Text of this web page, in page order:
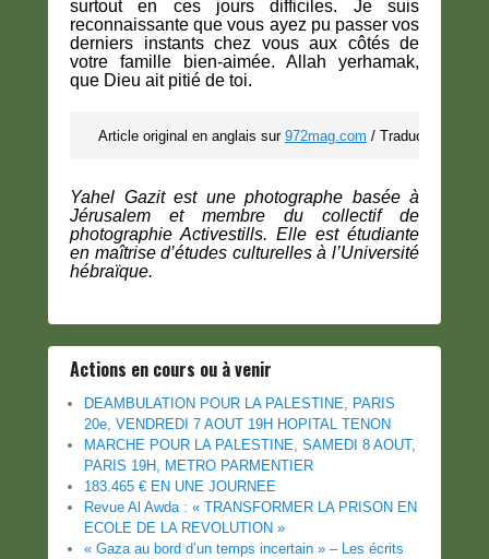
surtout en ces jours difficiles. Je suis
reconnaissante que vous ayez pu passer vos
derniers instants chez vous aux côtés de
votre famille bien-aimée. Allah yerhamak,
que Dieu ait pitié de toi.
Article original en anglais sur 972mag.com / Traduction MR
Yahel Gazit est une photographe basée à
Jérusalem et membre du collectif de
photographie Activestills. Elle est étudiante
en maîtrise d’études culturelles à l’Université
hébraïque.
Actions en cours ou à venir
DEAMBULATION POUR LA PALESTINE, PARIS
20e, VENDREDI 7 AOUT 19H HOPITAL TENON
MARCHE POUR LA PALESTINE, SAMEDI 8 AOUT,
PARIS 19H, METRO PARMENTIER
183.465 € EN UNE JOURNEE
Revue Al Awda : « TRANSFORMER LA PRISON EN
ECOLE DE LA REVOLUTION »
« Gaza au bord d’un temps incertain » – Les écrits